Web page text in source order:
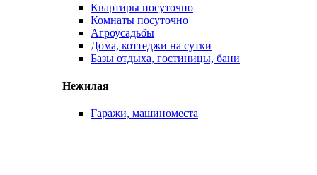
Квартиры посуточно
Комнаты посуточно
Агроусадьбы
Дома, коттеджи на сутки
Базы отдыха, гостиницы, бани
Нежилая
Гаражи, машиноместа